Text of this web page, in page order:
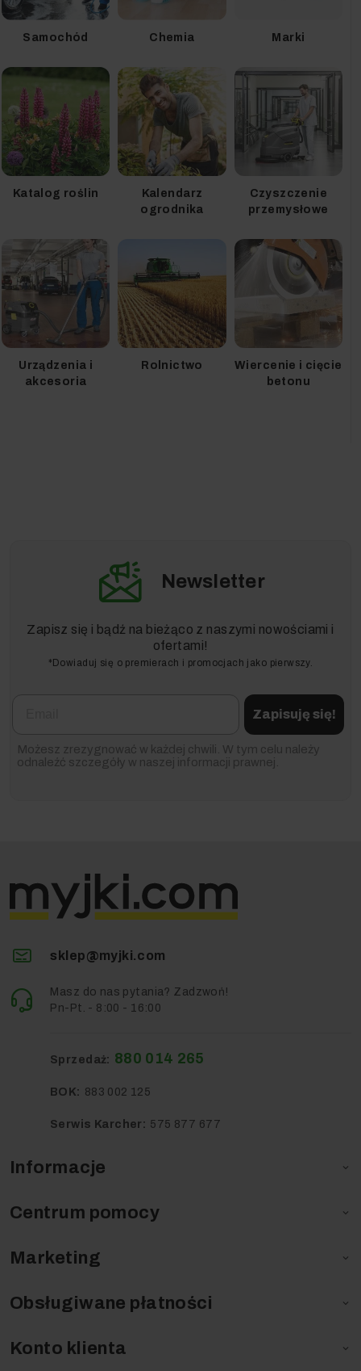
Samochód Chemia Marki
Katalog roślin
Kalendarz
ogrodnika
Czyszczenie
przemysłowe
Urządzenia i
akcesoria
Rolnictwo
Wiercenie i cięcie
betonu
Newsletter
Zapisz się i bądź na bieżąco z naszymi nowościami i
ofertami!
*Dowiaduj się o premierach i promocjach jako pierwszy.
Zapisuję się!
Możesz zrezygnować w każdej chwili. W tym celu należy
odnaleźć szczegóły w naszej informacji prawnej.
Informacje 
Centrum pomocy 
Marketing 
Obsługiwane płatności 
Konto klienta 
sklep@myjki.com
Masz do nas pytania? Zadzwoń!
Pn-Pt. - 8:00 - 16:00
Sprzedaż: 880 014 265
BOK: 883 002 125
Serwis Karcher: 575 877 677